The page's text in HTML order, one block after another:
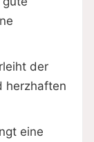
der
herzhaften
eine